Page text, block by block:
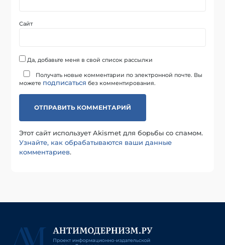
Сайт
Да, добавьте меня в свой список рассылки
Получать новые комментарии по электронной почте. Вы
можете подписаться без комментирования.
Этот сайт использует Akismet для борьбы со спамом.
Узнайте, как обрабатываются ваши данные
комментариев.